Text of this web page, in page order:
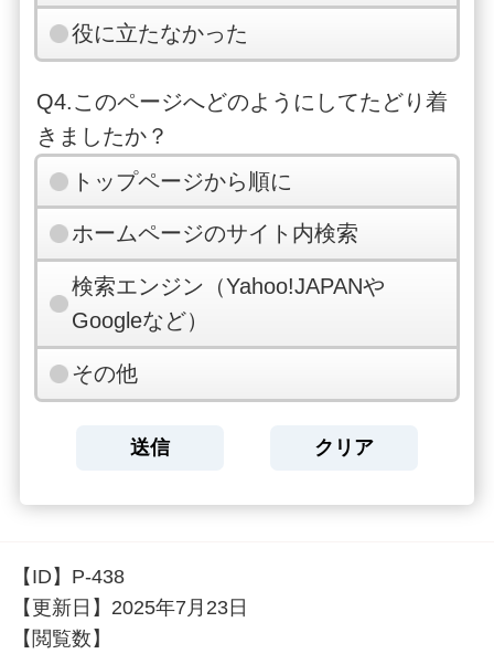
役に立たなかった
Q4.このページへどのようにしてたどり着
きましたか？
トップページから順に
ホームページのサイト内検索
検索エンジン（Yahoo!JAPANや
Googleなど）
その他
【ID】 P-438
【更新日】 2025年7月23日
【閲覧数】